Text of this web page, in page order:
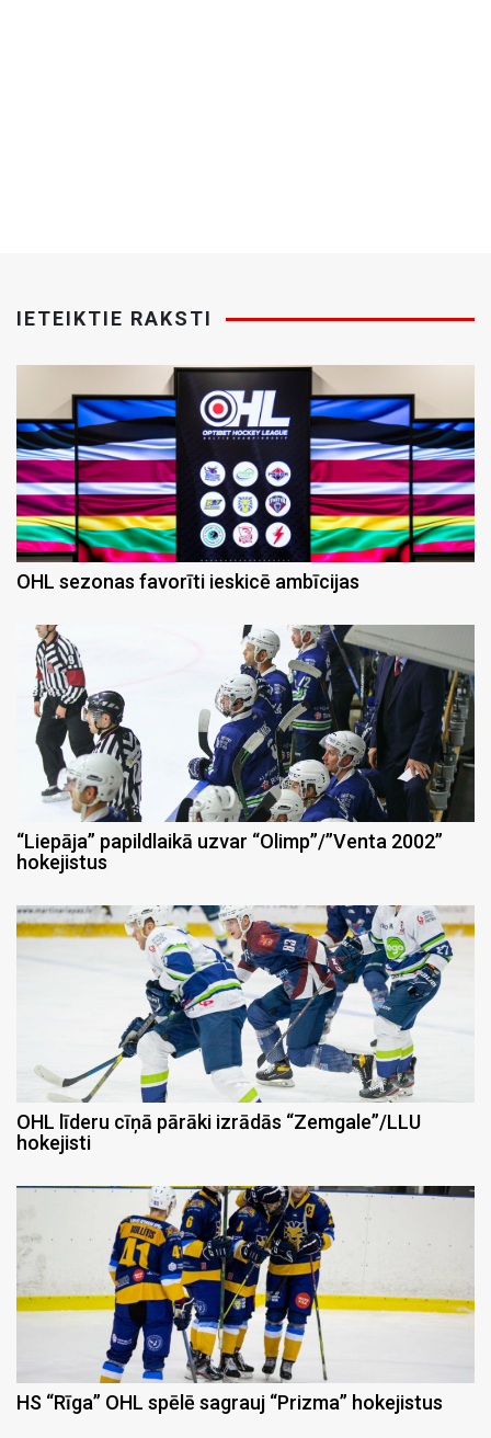
IETEIKTIE RAKSTI
OHL sezonas favorīti ieskicē ambīcijas
“Liepāja” papildlaikā uzvar “Olimp”/”Venta 2002”
hokejistus
OHL līderu cīņā pārāki izrādās “Zemgale”/LLU
hokejisti
HS “Rīga” OHL spēlē sagrauj “Prizma” hokejistus